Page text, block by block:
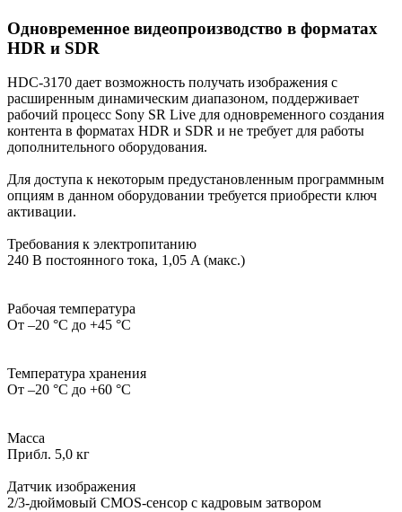
Одновременное видеопроизводство в форматах
HDR и SDR
HDC-3170 дает возможность получать изображения с
расширенным динамическим диапазоном, поддерживает
рабочий процесс Sony SR Live для одновременного создания
контента в форматах HDR и SDR и не требует для работы
дополнительного оборудования.
Для доступа к некоторым предустановленным программным
опциям в данном оборудовании требуется приобрести ключ
активации.
Требования к электропитанию
240 В постоянного тока, 1,05 A (макс.)
Рабочая температура
От –20 °C до +45 °C
Температура хранения
От –20 °C до +60 °C
Масса
Прибл. 5,0 кг
Датчик изображения
2/3-дюймовый CMOS-сенсор с кадровым затвором